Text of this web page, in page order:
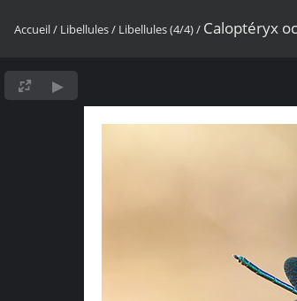
Accueil/ Libellules/ Libellules (4/4)/ Caloptéryx